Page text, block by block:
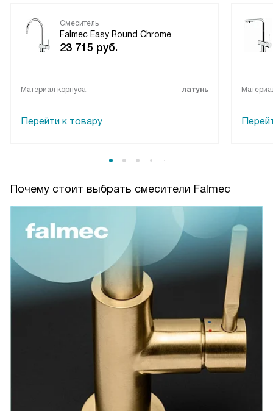
Смеситель
Falmec Easy Round Chrome
23 715 руб.
Материал корпуса: латунь
Перейти к товару
Почему стоит выбрать смесители Falmec